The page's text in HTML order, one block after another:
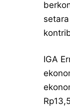
IGA